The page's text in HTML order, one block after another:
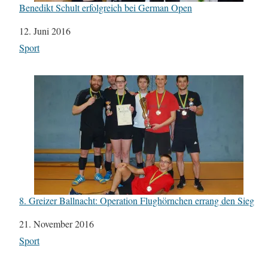
Benedikt Schult erfolgreich bei German Open
Datum
12. Juni 2016
In Bezug auf
Sport
8. Greizer Ballnacht: Operation Flughörnchen errang den Sieg
Datum
21. November 2016
In Bezug auf
Sport